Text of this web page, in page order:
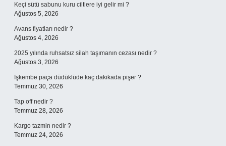
Keçi sütü sabunu kuru ciltlere iyi gelir mi ?
Ağustos 5, 2026
Avans fiyatları nedir ?
Ağustos 4, 2026
2025 yılında ruhsatsız silah taşımanın cezası nedir ?
Ağustos 3, 2026
İşkembe paça düdüklüde kaç dakikada pişer ?
Temmuz 30, 2026
Tap off nedir ?
Temmuz 28, 2026
Kargo tazmin nedir ?
Temmuz 24, 2026